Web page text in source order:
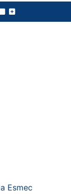
Esmec